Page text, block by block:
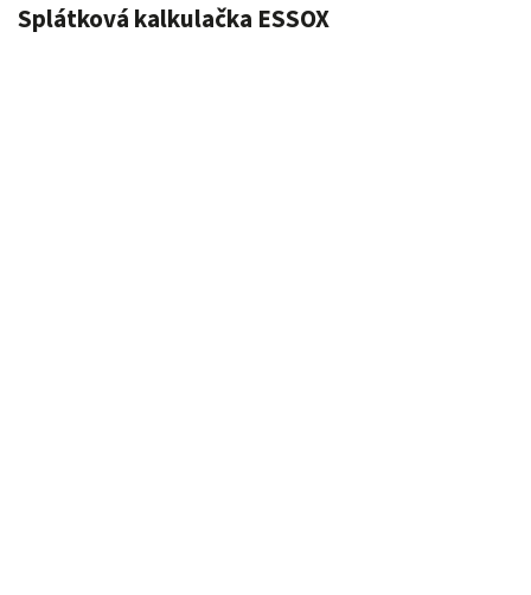
Splátková kalkulačka ESSOX